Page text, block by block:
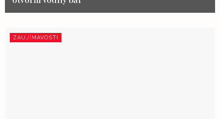
ZAUJÍMAVOSTI